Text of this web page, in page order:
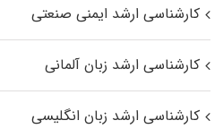
کارشناسی ارشد ایمنی صنعتی
کارشناسی ارشد زبان آلمانی
کارشناسی ارشد زبان انگلیسی